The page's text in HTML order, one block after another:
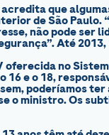
que
de São Paulo.
não pode ser
Até
oferecida no
16 e o 18,
poderíamos
o ministro. Os